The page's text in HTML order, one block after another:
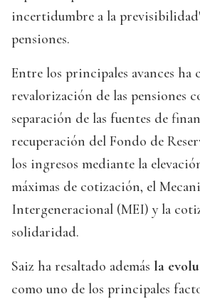
incertidumbre a la
pensiones.
Entre los principales avances ha
revalorización de las pensiones
separación de las fuentes de
recuperación del Fondo de
los ingresos mediante la
máximas de cotización, el
Intergeneracional (MEI) y la
solidaridad.
Saiz ha resaltado además la
como uno de los principales